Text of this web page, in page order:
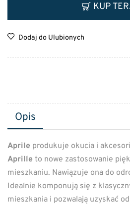
KUP
Dodaj do Ulubionych
Opis
Aprile produkuje okucia i
Aprille to nowe zastosowanie
mieszkaniu. Nawiązuje ona do
Idealnie komponują się z
mieszkania i pozwalają uzyskać